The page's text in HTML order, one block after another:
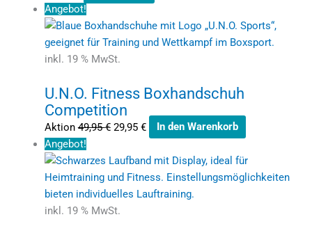
Angebot!
inkl. 19 % MwSt.
U.N.O. Fitness Boxhandschuh
Competition
Aktion49,95€ 29,95 €
In den Warenkorb
Angebot!
inkl. 19 % MwSt.